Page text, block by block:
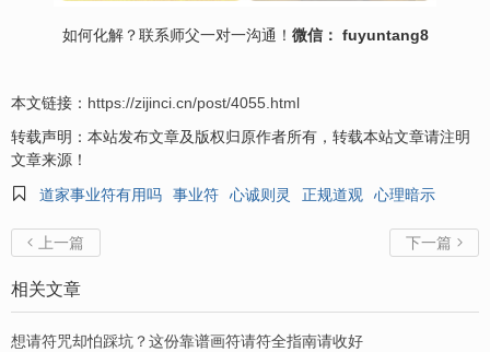
如何化解？联系师父一对一沟通！ 微信： fuyuntang8
本文链接： https://zijinci.cn/post/4055.html
转载声明：本站发布文章及版权归原作者所有，转载本站文章请注明
文章来源！

道家事业符有用吗 事业符 心诚则灵 正规道观 心理暗示
 上一篇 下一篇 
相关文章
想请符咒却怕踩坑？这份靠谱画符请符全指南请收好